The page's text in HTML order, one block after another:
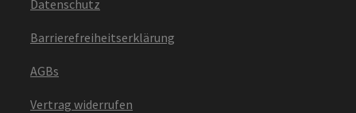
Datenschutz
Barrierefreiheitserklärung
AGBs
Vertrag widerrufen